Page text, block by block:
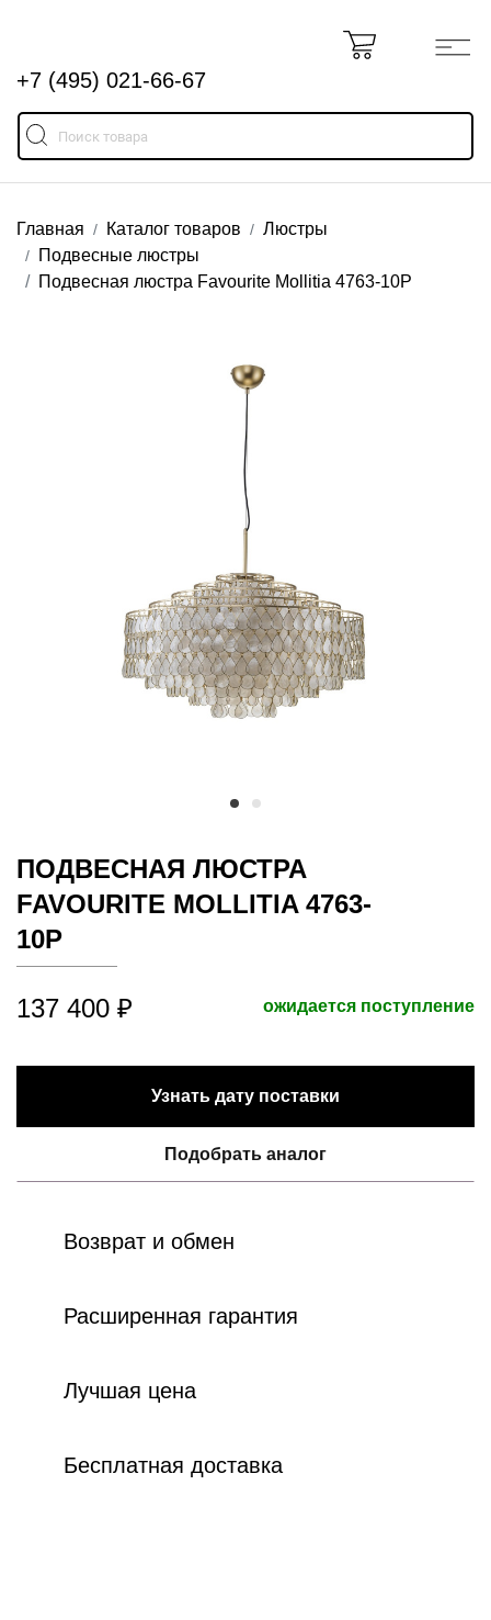
+7 (495) 021-66-67
Главная Каталог товаров
Люстры
Подвесные люстры
Подвесная люстра Favourite Mollitia 4763-10P
ПОДВЕСНАЯ ЛЮСТРА
FAVOURITE MOLLITIA 4763-
10P
137 400 ₽ ожидается поступление
Узнать дату поставки
Подобрать аналог
Возврат и обмен
Расширенная гарантия
Лучшая цена
Бесплатная доставка